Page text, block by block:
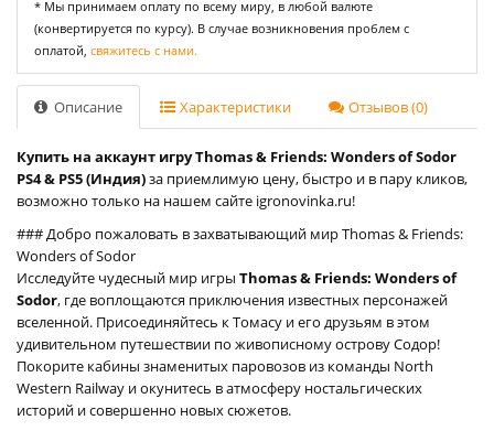
* Мы принимаем оплату по всему миру, в любой валюте
(конвертируется по курсу). В случае возникновения проблем с
оплатой, свяжитесь с нами.
Описание Характеристики Отзывов (0)
Купить на аккаунт игру Thomas & Friends: Wonders of Sodor
PS4 & PS5 (Индия)за приемлимую цену, быстро и в пару кликов,
возможно только на нашем сайте igronovinka.ru!
### Добро пожаловать в захватывающий мир Thomas & Friends:
Wonders of Sodor
Исследуйте чудесный мир игры Thomas & Friends: Wonders of
Sodor, где воплощаются приключения известных персонажей
вселенной. Присоединяйтесь к Томасу и его друзьям в этом
удивительном путешествии по живописному острову Содор!
Покорите кабины знаменитых паровозов из команды North
Western Railway и окунитесь в атмосферу ностальгических
историй и совершенно новых сюжетов.